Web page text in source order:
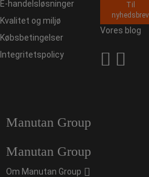
E-handelsløsninger
Kvalitet og miljø
Købsbetingelser
Integritetspolicy
Til
nyhedsbrev
Vores blog
Manutan Group
Manutan Group
Om Manutan Group